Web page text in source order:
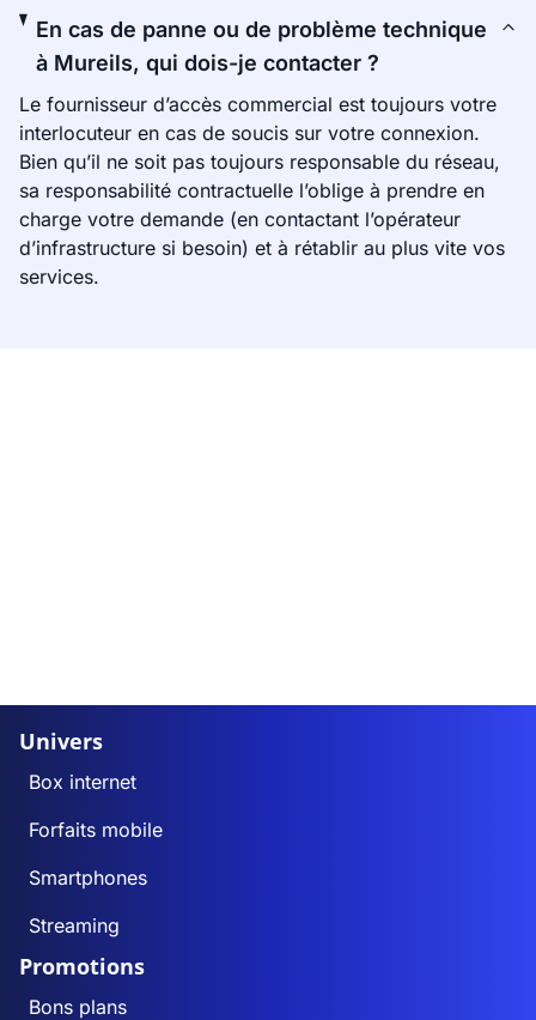
En cas de panne ou de problème technique
à Mureils, qui dois-je contacter ?
Le fournisseur d’accès commercial est toujours votre
interlocuteur en cas de soucis sur votre connexion.
Bien qu’il ne soit pas toujours responsable du réseau,
sa responsabilité contractuelle l’oblige à prendre en
charge votre demande (en contactant l’opérateur
d’infrastructure si besoin) et à rétablir au plus vite vos
services.
Univers
Box internet
Forfaits mobile
Smartphones
Streaming
Promotions
Bons plans